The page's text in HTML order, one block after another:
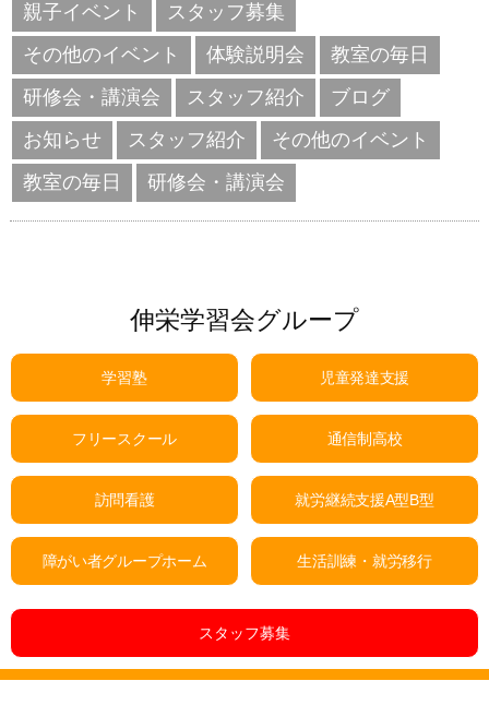
親子イベント
スタッフ募集
その他のイベント
体験説明会
教室の毎日
研修会・講演会
スタッフ紹介
ブログ
お知らせ
スタッフ紹介
その他のイベント
教室の毎日
研修会・講演会
伸栄学習会グループ
学習塾 児童発達支援
フリースクール 通信制高校
訪問看護 就労継続支援A型B型
障がい者グループホーム 生活訓練・就労移行
スタッフ募集